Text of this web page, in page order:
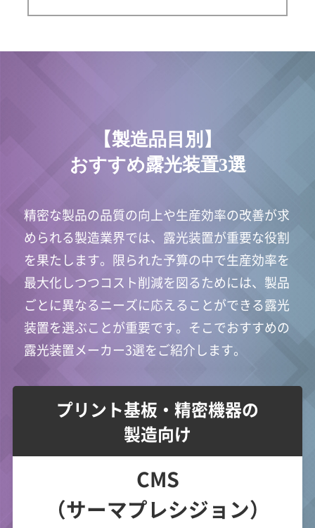
【製造品目別】
おすすめ露光装置3選
精密な製品の品質の向上や生産効率の改善が求
められる製造業界では、露光装置が重要な役割
を果たします。限られた予算の中で生産効率を
最大化しつつコスト削減を図るためには、製品
ごとに異なるニーズに応えることができる露光
装置を選ぶことが重要です。そこでおすすめの
露光装置メーカー3選をご紹介します。
プリント基板・精密機器の
製造向け
CMS
（サーマプレシジョン）